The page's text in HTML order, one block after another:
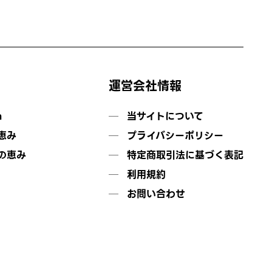
み
恵み
運営会社情報
当サイトについて
プライバシーポリシー
特定商取引法に基づく表記
利用規約
お問い合わせ